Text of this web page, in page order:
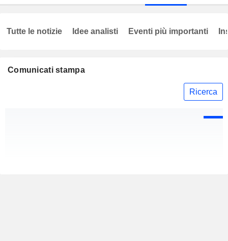
Comunicati stampa
Ricerca
Tutte le notizie Idee analisti Eventi più importanti